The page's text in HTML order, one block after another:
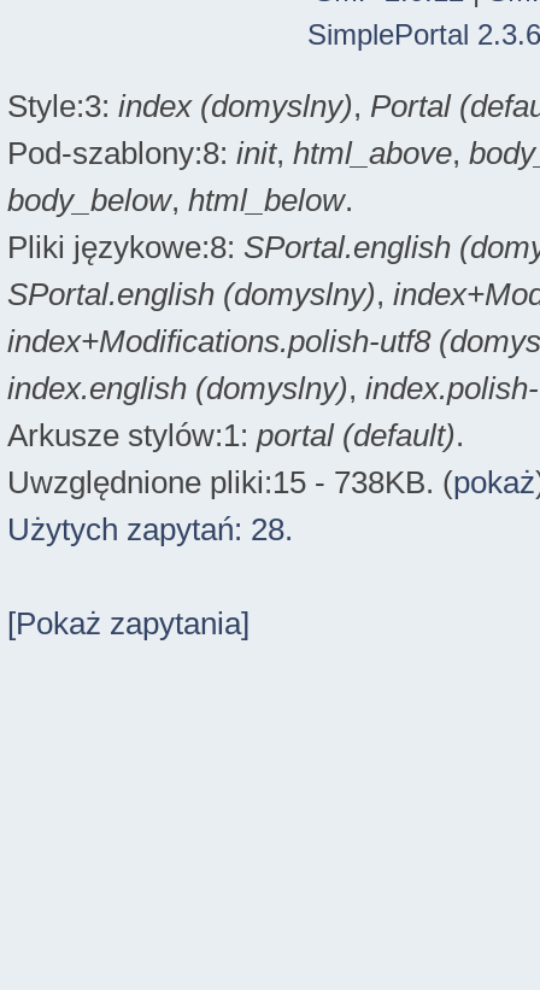
SimplePortal
Style:3: index (domyslny), Portal
Pod-szablony:8: init, html_above,
body_below, html_below.
Pliki językowe:8: SPortal.english
SPortal.english (domyslny),
index+Modifications.polish-utf8
index.english (domyslny),
Arkusze stylów:1: portal (default).
Uwzględnione pliki:15 - 738KB. (pokaż
Użytych zapytań: 28.
[Pokaż zapytania]